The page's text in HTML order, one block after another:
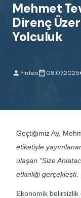
Mehmet
Direnç
Yolculuk
Finteo 08.07.2025
Geçtiğimiz Ay,
etiketiyle
ulaşan “Size
etkinliği gerçekleşti.
Ekonomik